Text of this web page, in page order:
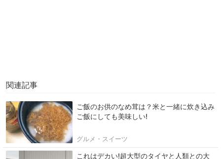
関連記事
ご飯のお供のなめ茸は？米と一緒に炊き込み
ご飯にしても美味しい!
グルメ・スイーツ
これはデカい!超大型のタイヤと人類との大